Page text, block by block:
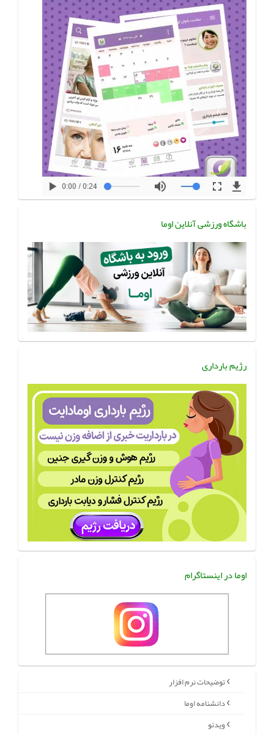
باشگاه ورزشی آنلاین اوما
رژیم بارداری
اوما در اینستاگرام
توضیحات نرم افزار
دانشنامه اوما
ویدئو